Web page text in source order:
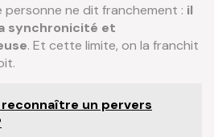
personne ne dit franchement : il
synchronicité et
. Et cette limite, on la franchit
un pervers